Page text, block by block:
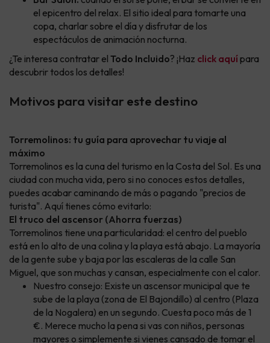
el epicentro del relax. El sitio ideal para tomarte una
copa, charlar sobre el día y disfrutar de los
espectáculos de animación nocturna.
¿Te interesa contratar el Todo Incluido? ¡Haz click aquípara
descubrir todos los detalles!
Motivos para visitar este destino
Torremolinos: tu guía para aprovechar tu viaje al
máximo
Torremolinos es la cuna del turismo en la Costa del Sol. Es una
ciudad con mucha vida, pero si no conoces estos detalles,
puedes acabar caminando de más o pagando "precios de
turista". Aquí tienes cómo evitarlo:
El truco del ascensor (Ahorra fuerzas)
Torremolinos tiene una particularidad: el centro del pueblo
está en lo alto de una colina y la playa está abajo. La mayoría
de la gente sube y baja por las escaleras de la calle San
Miguel, que son muchas y cansan, especialmente con el calor.
Nuestro consejo: Existe un ascensor municipal que te
sube de la playa (zona de El Bajondillo) al centro (Plaza
de la Nogalera) en un segundo. Cuesta poco más de 1
€. Merece mucho la pena si vas con niños, personas
mayores o simplemente si vienes cansado de tomar el